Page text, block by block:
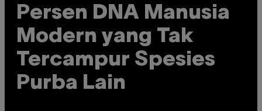
Persen DNA Manusia
Modern yang Tak
Tercampur Spesies
Purba Lain